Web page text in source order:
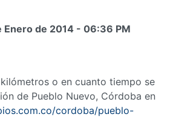
Enero de 2014 - 06:36 PM
o en cuanto tiempo se
de Pueblo Nuevo, Córdoba en
cordoba/pueblo-